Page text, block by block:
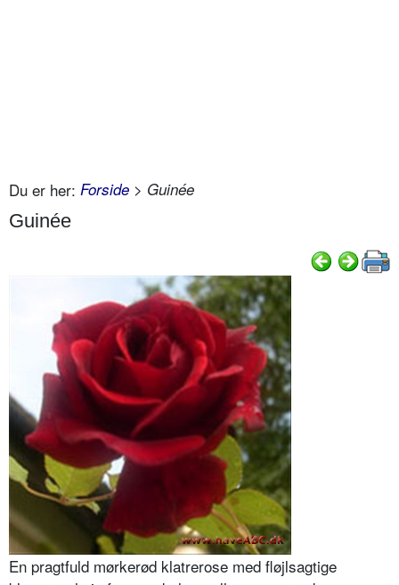
Du er her: Forside > Guinée
Guinée
En pragtfuld mørkerød klatrerose med fløjlsagtige